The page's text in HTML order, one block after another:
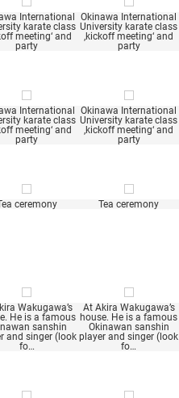
International
karate class
meeting‘ and
party
Okinawa International
University karate class
‚kickoff meeting‘ and
party
International
karate class
meeting‘ and
party
Okinawa International
University karate class
‚kickoff meeting‘ and
party
ceremony Tea ceremony
Wakugawa’s
He is a famous
sanshin
and singer (look
fo…
At Akira Wakugawa’s
house. He is a famous
Okinawan sanshin
player and singer (look
fo…